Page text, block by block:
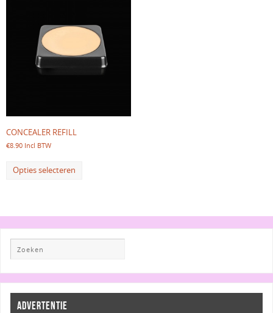
CONCEALER REFILL
€8.90 Incl BTW
Opties selecteren
ADVERTENTIE